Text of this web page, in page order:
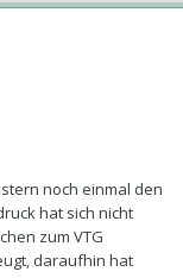
noch einmal den
hat sich nicht
zum VTG
daraufhin hat